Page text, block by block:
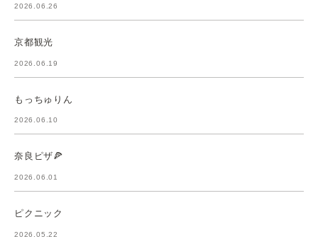
2026.06.26
京都観光
2026.06.19
もっちゅりん
2026.06.10
奈良ピザ🍕
2026.06.01
ピクニック
2026.05.22